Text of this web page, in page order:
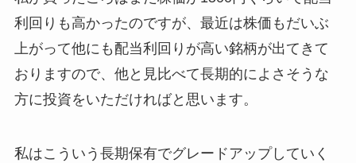
利回りも高かったのですが、最近は株価もだいぶ
上がって他にも配当利回りが高い銘柄が出てきて
おりますので、他と見比べて長期的によさそうな
方に投資をいただければと思います。
私はこういう長期保有でグレードアップしていく